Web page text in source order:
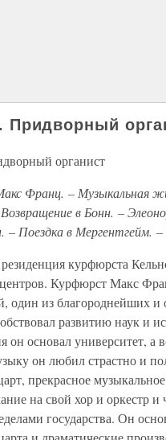
Придворный
органист
Франц. – Музыкальная
в Бонн. –
– Поездка в Мергентгейм.
курфюрста
Курфюрст Макс
один из благороднейших и
развитию наук и
он основал университет,
он любил страстно и
прекрасное
на свой хор и оркестр и
государства. Он